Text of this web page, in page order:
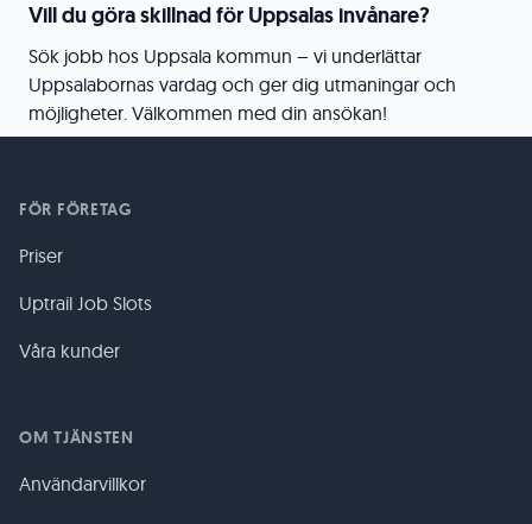
Vill du göra skillnad för Uppsalas invånare?
Sök jobb hos Uppsala kommun – vi underlättar
Uppsalabornas vardag och ger dig utmaningar och
möjligheter. Välkommen med din ansökan!
FÖR FÖRETAG
Priser
Uptrail Job Slots
Våra kunder
OM TJÄNSTEN
Användarvillkor